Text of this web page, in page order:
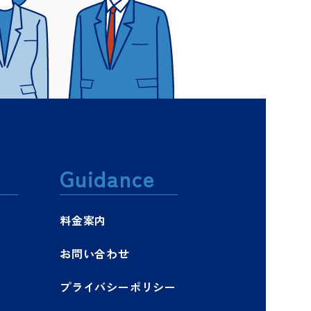
Guidance
料金案内
お問い合わせ
プライバシーポリシー